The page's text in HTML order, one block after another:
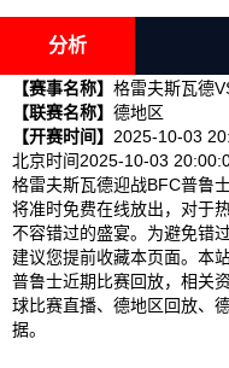
分析
【赛事名称】 格雷夫斯瓦德
【联赛名称】 德地区
【开赛时间】 2025-10-03
北京时间2025-10-03
格雷夫斯瓦德迎战BFC普鲁
将准时免费在线放出，对于
不容错过的盛宴。为避免错
建议您提前收藏本页面。本
普鲁士近期比赛回放，相关
球比赛直播、德地区回放、
据。